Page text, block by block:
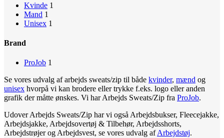
Kvinde 1
Mand 1
Unisex 1
Brand
ProJob 1
Se vores udvalg af arbejds sweats/zip til både kvinder, mænd og
unisex hvorpå vi kan brodere eller trykke f.eks. logo eller anden
grafik der måtte ønskes. Vi har Arbejds Sweats/Zip fra ProJob.
Udover Arbejds Sweats/Zip har vi også Arbejdsbukser, Fleecejakke,
Arbejdsjakke, Arbejdsovertøj & Tilbehør, Arbejdsshorts,
Arbejdstrøjer og Arbejdsvest, se vores udvalg afArbejdstøj.